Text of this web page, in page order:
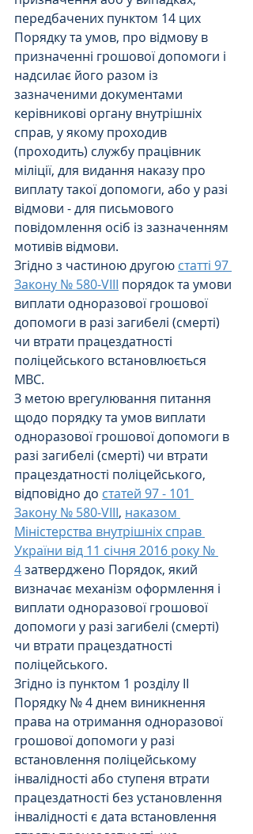
передбачених пунктом 14 цих
Порядку та умов, про відмову в
призначенні грошової допомоги і
надсилає його разом із
зазначеними документами
керівникові органу внутрішніх
справ, у якому проходив
(проходить) службу працівник
міліції, для видання наказу про
виплату такої допомоги, або у разі
відмови - для письмового
повідомлення осіб із зазначенням
мотивів відмови.
Згідно з частиною другою статті 97
Закону № 580-VIII порядок та умови
виплати одноразової грошової
допомоги в разі загибелі (смерті)
чи втрати працездатності
поліцейського встановлюється
МВС.
З метою врегулювання питання
щодо порядку та умов виплати
одноразової грошової допомоги в
разі загибелі (смерті) чи втрати
працездатності поліцейського,
відповідно до статей 97 - 101
Закону № 580-VIII, наказом
Міністерства внутрішніх справ
України від 11 січня 2016 року №
4 затверджено Порядок, який
визначає механізм оформлення і
виплати одноразової грошової
допомоги у разі загибелі (смерті)
чи втрати працездатності
поліцейського.
Згідно із пунктом 1 розділу ІІ
Порядку № 4 днем виникнення
права на отримання одноразової
грошової допомоги у разі
встановлення поліцейському
інвалідності або ступеня втрати
працездатності без установлення
інвалідності є дата встановлення